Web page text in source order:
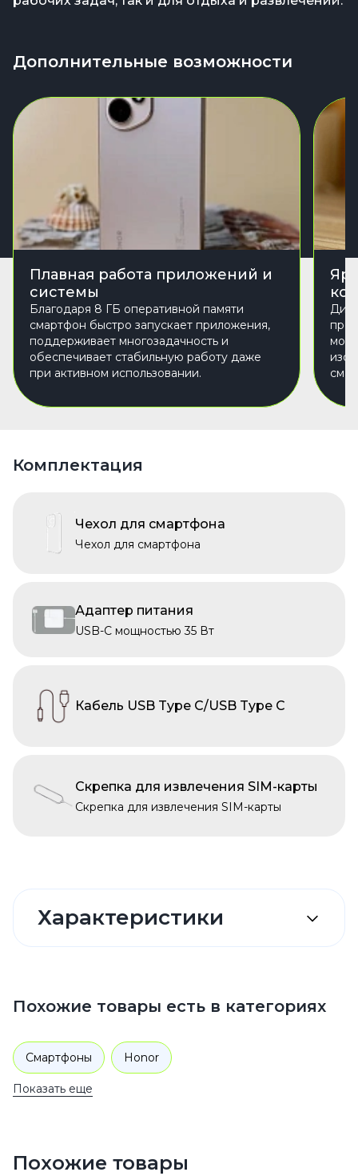
Дополнительные возможности
Плавная работа приложений и
системы
Благодаря 8 ГБ оперативной памяти
смартфон быстро запускает приложения,
поддерживает многозадачность и
обеспечивает стабильную работу даже
при активном использовании.
Комплектация
Чехол для смартфона
Чехол для смартфона
Адаптер питания
USB-C мощностью 35 Вт
Кабель USB Type C/USB Type C
Скрепка для извлечения SIM-карты
Скрепка для извлечения SIM-карты
Характеристики
Похожие товары есть в категориях
Смартфоны Honor
Показать еще
Похожие товары